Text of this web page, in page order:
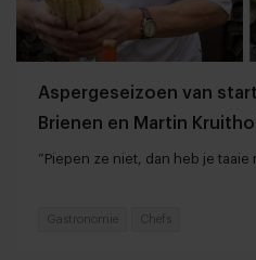
Aspergeseizoen van
Brienen en Martin
“Piepen ze niet, dan heb je taaie
Gastronomie Chefs